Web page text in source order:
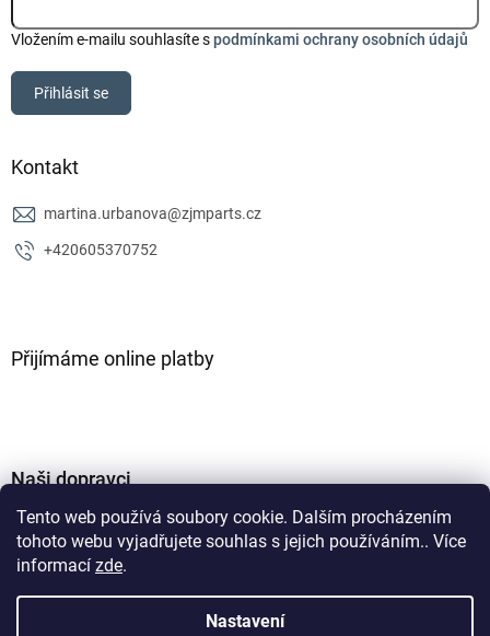
Tento web používá soubory cookie. Dalším procházením
tohoto webu vyjadřujete souhlas s jejich používáním.. Více
informací zde.
Nastavení
Vložením e-mailu souhlasíte spodmínkami ochrany osobních údajů
Přihlásit se
Kontakt
martina.urbanova@zjmparts.cz
+420605370752
Přijímáme online platby
Naši dopravci
Vytvořil Shoptet